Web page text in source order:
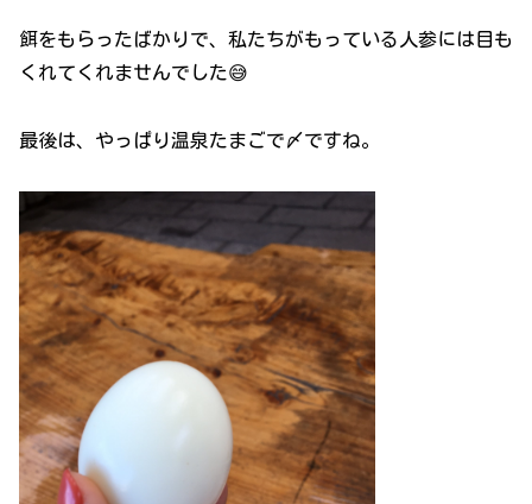
餌をもらったばかりで、私たちがもっている人参には目も
くれてくれませんでした😅
最後は、やっぱり温泉たまごで〆ですね。